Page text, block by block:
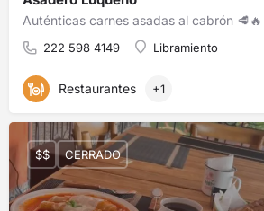
Auténticas carnes asadas al cabrón 🥩🔥
222 598 4149 Libramiento
Restaurantes +1
$$ CERRADO